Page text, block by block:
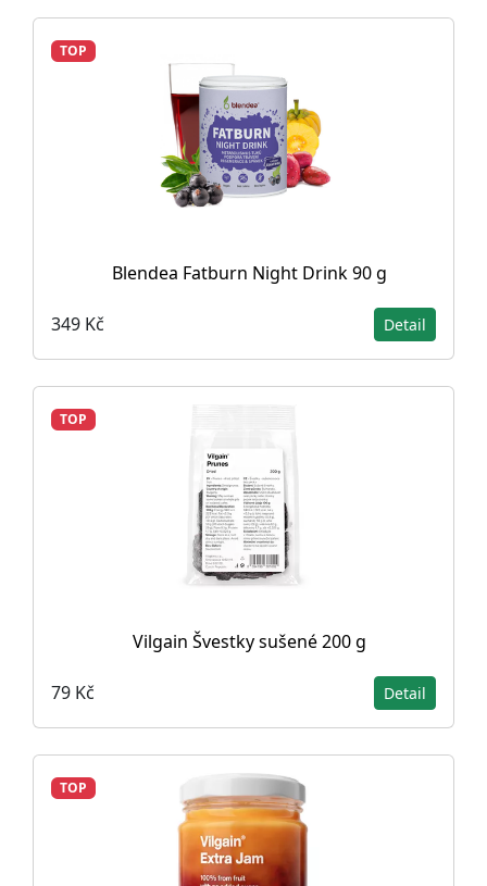
TOP
Blendea Fatburn Night Drink 90 g
349 Kč Detail
TOP
Vilgain Švestky sušené 200 g
79 Kč Detail
TOP